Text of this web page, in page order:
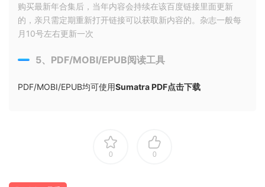
购买最新年合集后，当年内容会持续在该百度链接里面更新
的，亲只需定期重新打开链接可以获取新内容的。杂志一般每
月10号左右更新一次
5、PDF/MOBI/EPUB阅读工具
PDF/MOBI/EPUB均可使用Sumatra PDF点击下载
0 0